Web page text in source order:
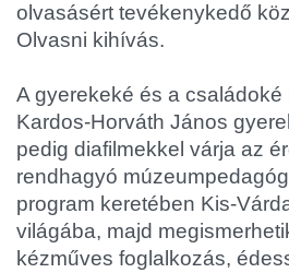
olvasásért tevékenykedő
Olvasni kihívás.
A gyerekeké és a
Kardos-Horváth János
pedig diafilmekkel várja az
rendhagyó
program keretében Kis-
világába, majd
kézműves foglalkozás,